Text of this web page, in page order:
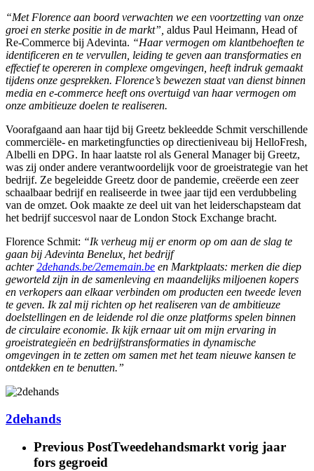
“Met Florence aan boord verwachten we een voortzetting van onze
groei en sterke positie in de markt”, aldus Paul Heimann, Head of
Re-Commerce bij Adevinta. “Haar vermogen om klantbehoeften te
identificeren en te vervullen, leiding te geven aan transformaties en
effectief te opereren in complexe omgevingen, heeft indruk gemaakt
tijdens onze gesprekken. Florence’s bewezen staat van dienst binnen
media en e-commerce heeft ons overtuigd van haar vermogen om
onze ambitieuze doelen te realiseren.
Voorafgaand aan haar tijd bij Greetz bekleedde Schmit verschillende
commerciële- en marketingfuncties op directieniveau bij HelloFresh,
Albelli en DPG. In haar laatste rol als General Manager bij Greetz,
was zij onder andere verantwoordelijk voor de groeistrategie van het
bedrijf. Ze begeleidde Greetz door de pandemie, creëerde een zeer
schaalbaar bedrijf en realiseerde in twee jaar tijd een verdubbeling
van de omzet. Ook maakte ze deel uit van het leiderschapsteam dat
het bedrijf succesvol naar de London Stock Exchange bracht.
Florence Schmit: “Ik verheug mij er enorm op om aan de slag te
gaan bij Adevinta Benelux, het bedrijf
achter 2dehands.be/2ememain.be en Marktplaats: merken die diep
geworteld zijn in de samenleving en maandelijks miljoenen kopers
en verkopers aan elkaar verbinden om producten een tweede leven
te geven. Ik zal mij richten op het realiseren van de ambitieuze
doelstellingen en de leidende rol die onze platforms spelen binnen
de circulaire economie. Ik kijk ernaar uit om mijn ervaring in
groeistrategieën en bedrijfstransformaties in dynamische
omgevingen in te zetten om samen met het team nieuwe kansen te
ontdekken en te benutten.”
2dehands
Previous PostTweedehandsmarkt vorig jaar
fors gegroeid